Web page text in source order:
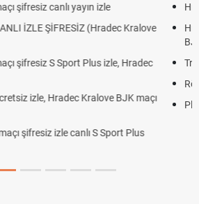
maçı şifresiz izle canlı tv100 linki
maçı şifresiz tv100 izle, Hradec Kralove
Vuruşu Nasıl Yapılır?
Vuruşu Nasıl Yapılır?
Plonjon Hareketi Nasıl Yapılır?